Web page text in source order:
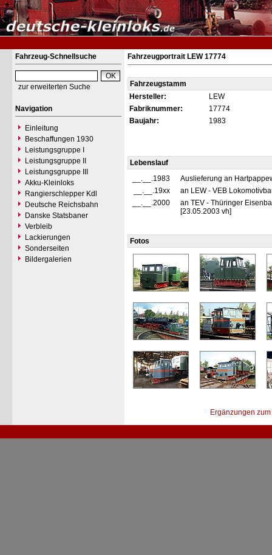
Fahrzeug-Schnellsuche
zur erweiterten Suche
Navigation
Einleitung
Beschaffungen 1930
Leistungsgruppe I
Leistungsgruppe II
Leistungsgruppe III
Akku-Kleinloks
Rangierschlepper Kdl
Deutsche Reichsbahn
Danske Statsbaner
Verbleib
Lackierungen
Sonderseiten
Bildergalerien
Fahrzeugportrait LEW 17774
Fahrzeugstamm
Hersteller:
LEW
Fabriknummer:
17774
Baujahr:
1983
Lebenslauf
__.__.1983
Auslieferung an
__.__.19xx
an LEW - VEB
__.__.2000
an TEV - Thüringer
[23.05.2003 vh]
Fotos
Ergänzungen